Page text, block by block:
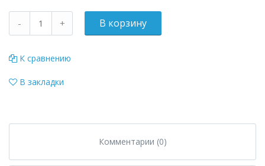
К сравнению
В закладки
Комментарии (0)